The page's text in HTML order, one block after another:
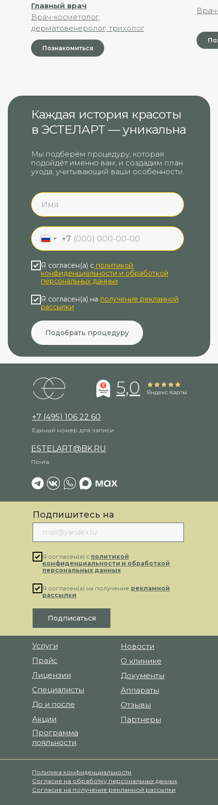
Познакомиться
Главный врач
Врач-косметолог,
дерматовенеролог, трихолог
+7
Я согласен(а) с политикой
конфиденциальности и обработкой
персональных данных
Я согласен(а) на получение рекламной
рассылки
Подобрать процедуру
Каждая история красоты
в ЭСТЕЛАРТ‎ — уникальна
Мы подберём процедуру, которая
подойдёт именно вам, и создадим план
ухода, учитывающий ваши особенности.
Услуги
Прайс
Лицензии
+7 (495) 106 22 60
Единый номер для записи
ESTELART@BK.RU
Почта
Специалисты
О клинике
Новости
Документы
Аппараты
Отзывы
Программа
лояльности
Партнеры
До и после
Акции
Политика конфиденциальности
Согласие на обработку персональных данных
Cогласие на получение рекламной рассылки
Подпишитесь на
рассылку
Я согласен(а) с политикой
конфиденциальности и обработкой
персональных данных
Я согласен(а) на получение рекламной
рассылки
Подписаться
5,0